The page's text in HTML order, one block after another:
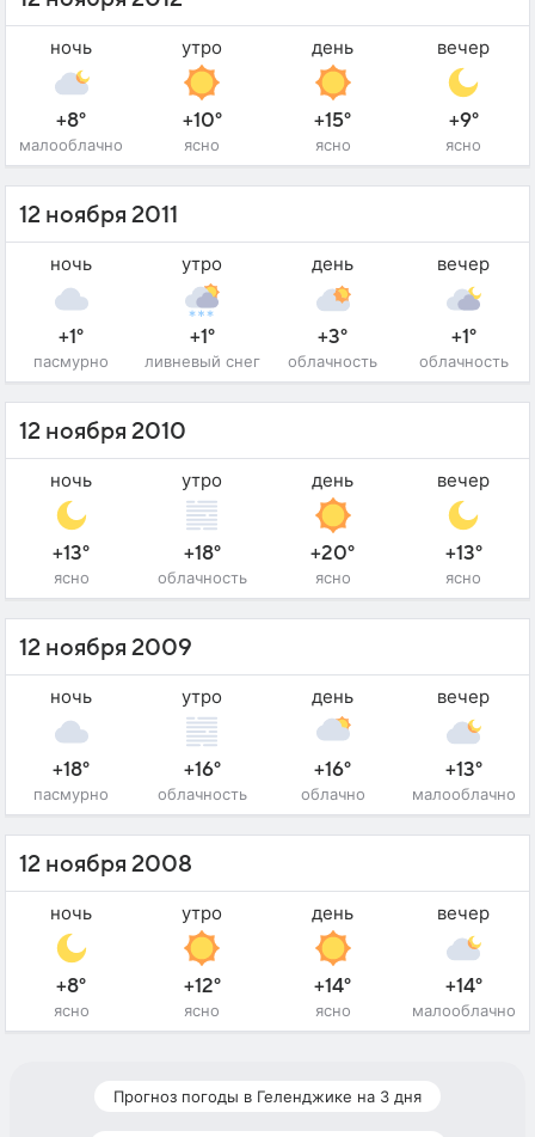
ночь
+8°
малооблачно
утро
+10°
ясно
день
+15°
ясно
вечер
+9°
ясно
12 ноября 2011
ночь
+1°
пасмурно
утро
+1°
ливневый снег
день
+3°
облачность
вечер
+1°
облачность
12 ноября 2010
ночь
+13°
ясно
утро
+18°
облачность
день
+20°
ясно
вечер
+13°
ясно
12 ноября 2009
ночь
+18°
пасмурно
утро
+16°
облачность
день
+16°
облачно
вечер
+13°
малооблачно
12 ноября 2008
ночь
+8°
ясно
утро
+12°
ясно
день
+14°
ясно
вечер
+14°
малооблачно
Прогноз погоды в Геленджике на 3 дня